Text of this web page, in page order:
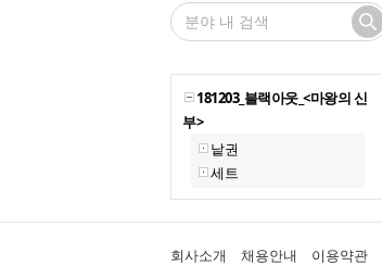
181203_블랙아웃_<마왕의 신
부>
낱권
세트
회사소개 채용안내 이용약관